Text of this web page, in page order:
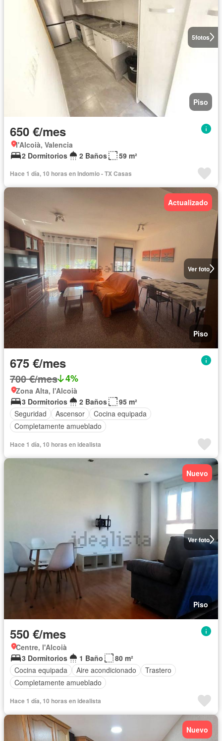
5fotos
Piso
650 €/mes
l'Alcoià, Valencia
2 Dormitorios
2 Baños 59 m²
Hace 1 día, 10 horas en Indomio - TX Casas
Ver foto
Actualizado
Piso
675 €/mes
700 €/mes 4%
Zona Alta, l'Alcoià
3 Dormitorios
2 Baños
95 m²
Seguridad
Ascensor
Cocina equipada
Completamente amueblado
Hace 1 día, 10 horas en idealista
Ver foto
Nuevo
Piso
550 €/mes
Centre, l'Alcoià
3 Dormitorios
1 Baño
80 m²
Cocina equipada
Aire acondicionado
Trastero
Completamente amueblado
Hace 1 día, 10 horas en idealista
Nuevo